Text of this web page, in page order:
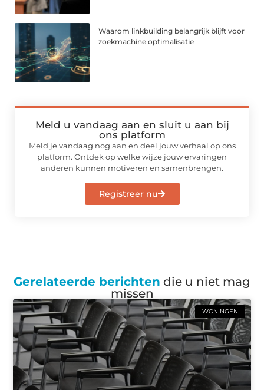
Waarom linkbuilding belangrijk blijft voor
zoekmachine optimalisatie
Meld u vandaag aan en sluit u aan bij
ons platform
Meld je vandaag nog aan en deel jouw verhaal op ons
platform. Ontdek op welke wijze jouw ervaringen
anderen kunnen motiveren en samenbrengen.
Registreer nu
Gerelateerde berichten die u niet mag
missen
WONINGEN